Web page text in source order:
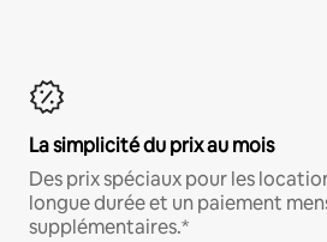
La simplicité du prix au mois
Des prix spéciaux pour les
longue durée et un paiement
supplémentaires.*